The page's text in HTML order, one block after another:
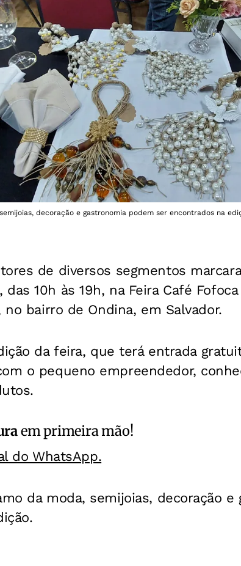
decoração e gastronomia podem ser encontrados na
de diversos segmentos
das 10h às 19h, na Feira Café
no bairro de Ondina, em Salvador.
da feira, que terá entrada
o pequeno empreendedor,
em primeira mão!
do WhatsApp.
da moda, semijoias, decoração